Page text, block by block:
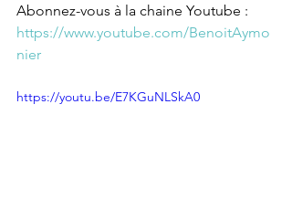
Abonnez-vous à la chaine Youtube :
https://www.youtube.com/BenoitAymo
nier
https://youtu.be/E7KGuNLSkA0